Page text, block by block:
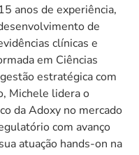
anos de experiência,
de
clínicas e
em Ciências
estratégica com
Michele lidera o
da Adoxy no mercado
com avanço
atuação hands-on na